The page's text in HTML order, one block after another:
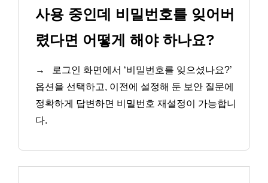
사용 중인데 비밀번호를 잊어버
렸다면 어떻게 해야 하나요?
→
로그인 화면에서 ‘비밀번호를 잊으셨나요?’
옵션을 선택하고, 이전에 설정해 둔 보안 질문에
정확하게 답변하면 비밀번호 재설정이 가능합니
다.